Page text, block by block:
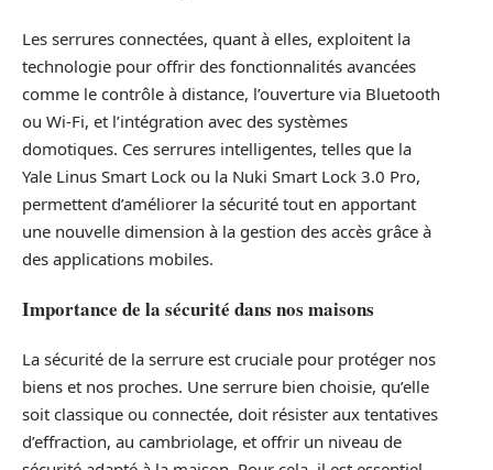
Les serrures connectées, quant à elles, exploitent la
technologie pour offrir des fonctionnalités avancées
comme le contrôle à distance, l’ouverture via Bluetooth
ou Wi-Fi, et l’intégration avec des systèmes
domotiques. Ces serrures intelligentes, telles que la
Yale Linus Smart Lock ou la Nuki Smart Lock 3.0 Pro,
permettent d’améliorer la sécurité tout en apportant
une nouvelle dimension à la gestion des accès grâce à
des applications mobiles.
Importance de la sécurité dans nos maisons
La sécurité de la serrure est cruciale pour protéger nos
biens et nos proches. Une serrure bien choisie, qu’elle
soit classique ou connectée, doit résister aux tentatives
d’effraction, au cambriolage, et offrir un niveau de